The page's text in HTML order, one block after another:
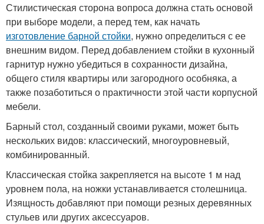
Стилистическая сторона вопроса должна стать основой
при выборе модели, а перед тем, как начать
изготовление барной стойки, нужно определиться с ее
внешним видом. Перед добавлением стойки в кухонный
гарнитур нужно убедиться в сохранности дизайна,
общего стиля квартиры или загородного особняка, а
также позаботиться о практичности этой части корпусной
мебели.
Барный стол, созданный своими руками, может быть
нескольких видов: классический, многоуровневый,
комбинированный.
Классическая стойка закрепляется на высоте 1 м над
уровнем пола, на ножки устанавливается столешница.
Изящность добавляют при помощи резных деревянных
стульев или других аксессуаров.